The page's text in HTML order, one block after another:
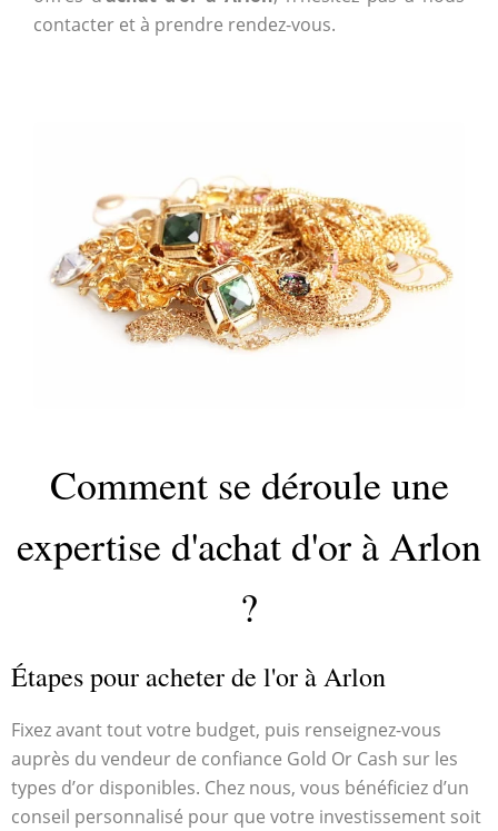
contacter et à prendre rendez-vous.
Comment se déroule une
expertise d'achat d'or à Arlon
?
Étapes pour acheter de l'or à Arlon
Fixez avant tout votre budget, puis renseignez-vous
auprès du vendeur de confiance Gold Or Cash sur les
types d’or disponibles. Chez nous, vous bénéficiez d’un
conseil personnalisé pour que votre investissement soit